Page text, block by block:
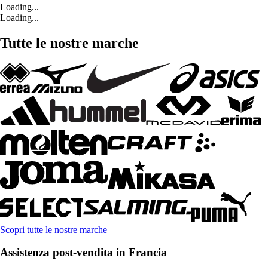
Loading...
Loading...
Tutte le nostre marche
Scopri tutte le nostre marche
Assistenza post-vendita in Francia